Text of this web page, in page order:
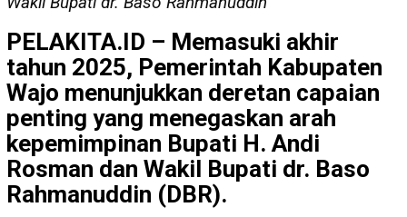
PELAKITA.ID – Memasuki akhir
tahun 2025, Pemerintah Kabupaten
Wajo menunjukkan deretan capaian
penting yang menegaskan arah
kepemimpinan Bupati H. Andi
Rosman dan Wakil Bupati dr. Baso
Rahmanuddin (DBR).